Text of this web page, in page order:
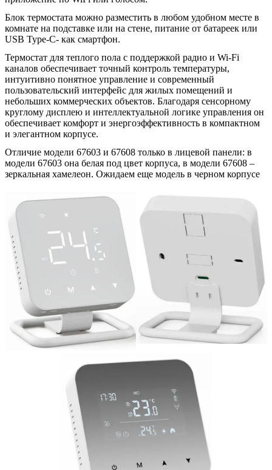
Блок термостата можно разместить в любом удобном месте в
комнате на подставке или на стене, питание от батареек или
USB Type-C- как смартфон.
Термостат для теплого пола с поддержкой радио и Wi-Fi
каналов обеспечивает точный контроль температуры,
интуитивно понятное управление и современный
пользовательский интерфейс для жилых помещений и
небольших коммерческих объектов. Благодаря сенсорному
круглому дисплею и интеллектуальной логике управления он
обеспечивает комфорт и энергоэффективность в компактном
и элегантном корпусе.
Отличие модели 67603 и 67608 только в лицевой панели: в
модели 67603 она белая под цвет корпуса, в модели 67608 –
зеркальная хамелеон. Ожидаем еще модель в черном корпусе